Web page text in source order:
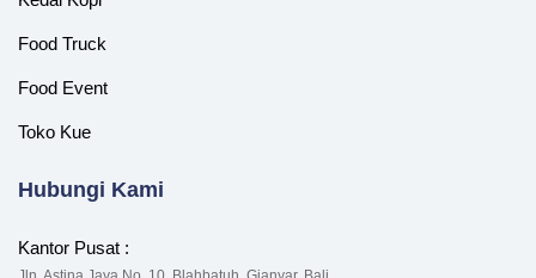
Kedai Kopi
Food Truck
Food Event
Toko Kue
Hubungi Kami
Kantor Pusat :